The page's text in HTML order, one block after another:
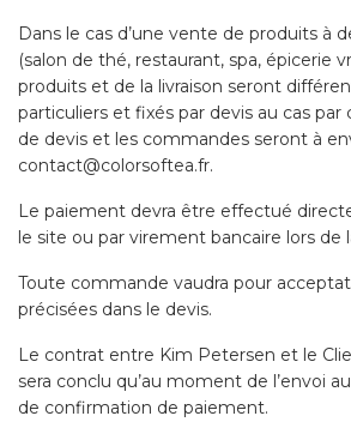
Dans le cas d’une vente de produits à
(salon de thé, restaurant, spa, épicerie
produits et de la livraison seront
particuliers et fixés par devis au cas par
de devis et les commandes seront à
contact@colorsoftea.fr.
Le paiement devra être effectué
le site ou par virement bancaire lors de
Toute commande vaudra pour
précisées dans le devis.
Le contrat entre Kim Petersen et le
sera conclu qu’au moment de l’envoi
de confirmation de paiement.